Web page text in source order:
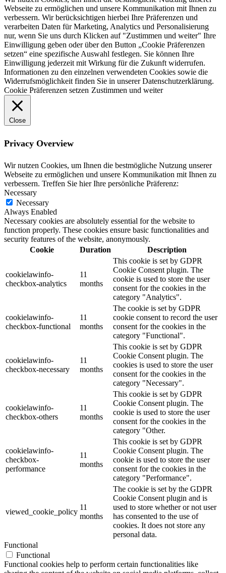
Webseite zu ermöglichen und unsere Kommunikation mit Ihnen zu
verbessern. Wir berücksichtigen hierbei Ihre Präferenzen und
verarbeiten Daten für Marketing, Analytics und Personalisierung
nur, wenn Sie uns durch Klicken auf "Zustimmen und weiter" Ihre
Einwilligung geben oder über den Button „Cookie Präferenzen
setzen“ eine spezifische Auswahl festlegen. Sie können Ihre
Einwilligung jederzeit mit Wirkung für die Zukunft widerrufen.
Informationen zu den einzelnen verwendeten Cookies sowie die
Widerrufsmöglichkeit finden Sie in unserer Datenschutzerklärung.
Cookie Präferenzen setzen Zustimmen und weiter
Close
Privacy Overview
Wir nutzen Cookies, um Ihnen die bestmögliche Nutzung unserer
Webseite zu ermöglichen und unsere Kommunikation mit Ihnen zu
verbessern. Treffen Sie hier Ihre persönliche Präferenz:
Necessary
Necessary
Always Enabled
Necessary cookies are absolutely essential for the website to
function properly. These cookies ensure basic functionalities and
security features of the website, anonymously.
Cookie
Duration Description
cookielawinfo-
checkbox-analytics
11
months
This cookie is set by GDPR
Cookie Consent plugin. The
cookie is used to store the user
consent for the cookies in the
category "Analytics".
cookielawinfo-
checkbox-functional
11
months
The cookie is set by GDPR
cookie consent to record the user
consent for the cookies in the
category "Functional".
cookielawinfo-
checkbox-necessary
11
months
This cookie is set by GDPR
Cookie Consent plugin. The
cookies is used to store the user
consent for the cookies in the
category "Necessary".
cookielawinfo-
checkbox-others
11
months
This cookie is set by GDPR
Cookie Consent plugin. The
cookie is used to store the user
consent for the cookies in the
category "Other.
cookielawinfo-
checkbox-
performance
11
months
This cookie is set by GDPR
Cookie Consent plugin. The
cookie is used to store the user
consent for the cookies in the
category "Performance".
viewed_cookie_policy
11
months
The cookie is set by the GDPR
Cookie Consent plugin and is
used to store whether or not user
has consented to the use of
cookies. It does not store any
personal data.
Functional
Functional
Functional cookies help to perform certain functionalities like